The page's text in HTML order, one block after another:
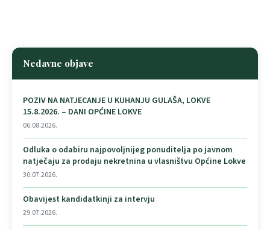
Nedavne objave
POZIV NA NATJECANJE U KUHANJU GULAŠA, LOKVE
15.8.2026. – DANI OPĆINE LOKVE
06.08.2026.
Odluka o odabiru najpovoljnijeg ponuditelja po javnom
natječaju za prodaju nekretnina u vlasništvu Općine Lokve
30.07.2026.
Obavijest kandidatkinji za intervju
29.07.2026.